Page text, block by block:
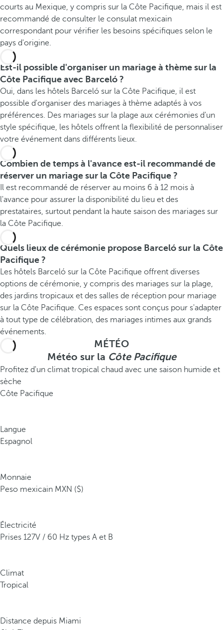
courts au Mexique, y compris sur la Côte Pacifique, mais il est
recommandé de consulter le consulat mexicain
correspondant pour vérifier les besoins spécifiques selon le
pays d'origine.
Est-il possible d'organiser un mariage à thème sur la
Côte Pacifique avec Barceló ?
Oui, dans les hôtels Barceló sur la Côte Pacifique, il est
possible d'organiser des mariages à thème adaptés à vos
préférences. Des mariages sur la plage aux cérémonies d'un
style spécifique, les hôtels offrent la flexibilité de personnaliser
votre événement dans différents lieux.
Combien de temps à l'avance est-il recommandé de
réserver un mariage sur la Côte Pacifique ?
Il est recommandé de réserver au moins 6 à 12 mois à
l'avance pour assurer la disponibilité du lieu et des
prestataires, surtout pendant la haute saison des mariages sur
la Côte Pacifique.
Quels lieux de cérémonie propose Barceló sur la Côte
Pacifique ?
Les hôtels Barceló sur la Côte Pacifique offrent diverses
options de cérémonie, y compris des mariages sur la plage,
des jardins tropicaux et des salles de réception pour mariage
sur la Côte Pacifique. Ces espaces sont conçus pour s'adapter
à tout type de célébration, des mariages intimes aux grands
événements.
MÉTÉO
Météo sur la Côte Pacifique
Profitez d'un climat tropical chaud avec une saison humide et
sèche
Côte Pacifique
Langue
Espagnol
Monnaie
Peso mexicain MXN ($)
Électricité
Prises 127V / 60 Hz types A et B
Climat
Tropical
Distance depuis Miami